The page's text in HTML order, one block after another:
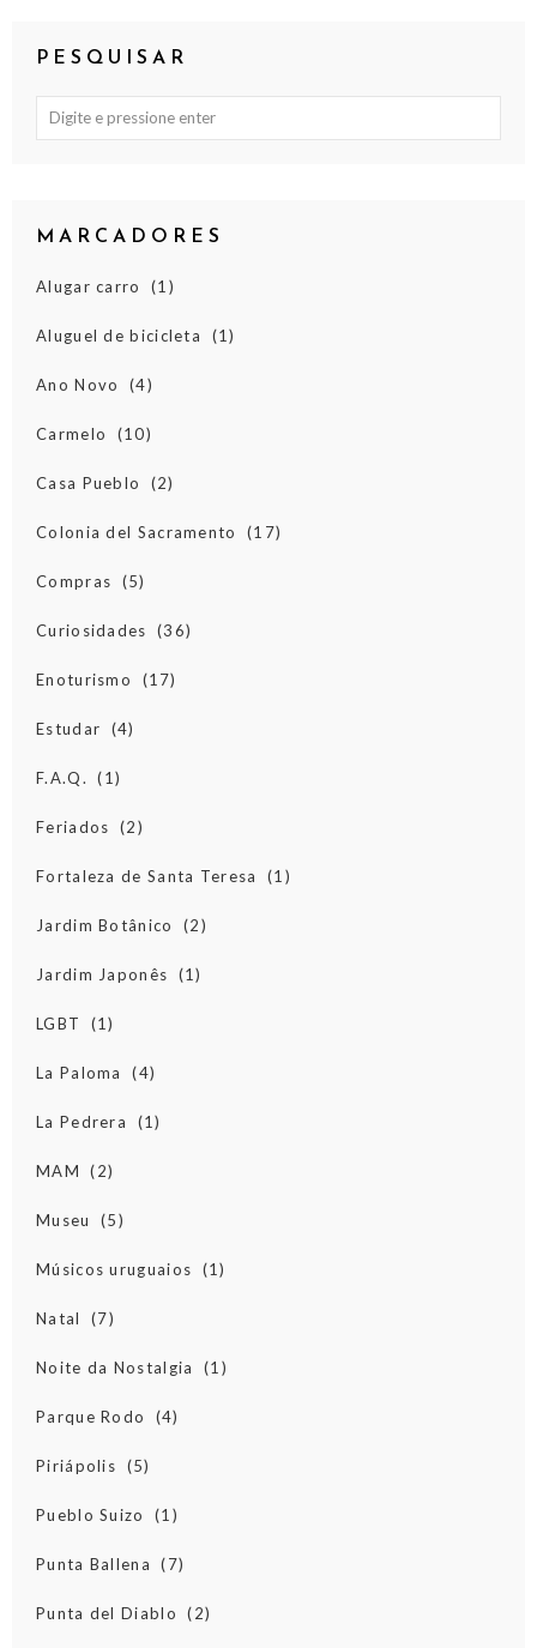
PESQUISAR
MARCADORES
Alugar carro (1)
Aluguel de bicicleta (1)
Ano Novo (4)
Carmelo (10)
Casa Pueblo (2)
Colonia del Sacramento (17)
Compras (5)
Curiosidades (36)
Enoturismo (17)
Estudar (4)
F.A.Q. (1)
Feriados (2)
Fortaleza de Santa Teresa (1)
Jardim Botânico (2)
Jardim Japonês (1)
LGBT (1)
La Paloma (4)
La Pedrera (1)
MAM (2)
Museu (5)
Músicos uruguaios (1)
Natal (7)
Noite da Nostalgia (1)
Parque Rodo (4)
Piriápolis (5)
Pueblo Suizo (1)
Punta Ballena (7)
Punta del Diablo (2)